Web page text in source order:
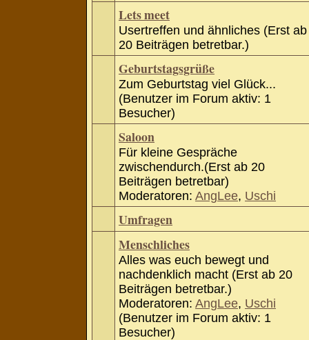
Lets meet
Usertreffen und ähnliches (Erst ab
20 Beiträgen betretbar.)
Geburtstagsgrüße
Zum Geburtstag viel Glück...
(Benutzer im Forum aktiv: 1
Besucher)
Saloon
Für kleine Gespräche
zwischendurch.(Erst ab 20
Beiträgen betretbar)
Moderatoren: AngLee, Uschi
Umfragen
Menschliches
Alles was euch bewegt und
nachdenklich macht (Erst ab 20
Beiträgen betretbar.)
Moderatoren: AngLee, Uschi
(Benutzer im Forum aktiv: 1
Besucher)